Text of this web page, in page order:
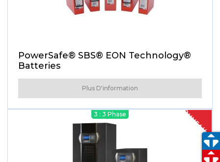
PowerSafe® SBS® EON Technology®
Batteries
Plus D'information
NOUVEAU
3 : 3 Phase